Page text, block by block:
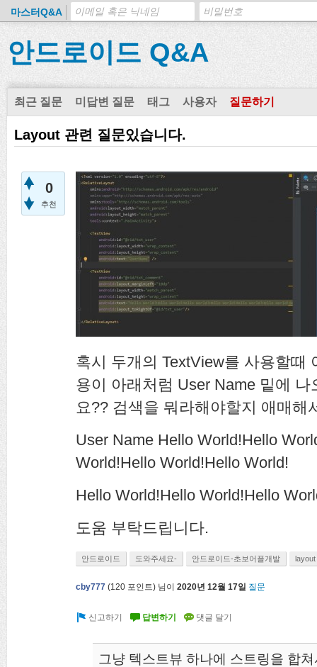
마스터Q&A
안드로이드 Q&A
최근 질문 미답변 질문 태그 사용자 질문하기
Layout 관련 질문있습니다.
0
추천
혹시 두개의 TextView를 사용할때
용이 아래처럼 User Name 밑에
요?? 검색을 뭐라해야할지 애매해
User Name Hello World!Hello
World!Hello World!Hello World!
Hello World!Hello World!Hello
도움 부탁드립니다.
안드로이드 도와주세요- 안드로이드-초보어플개발 layout
cby777 (120 포인트) 님이 2020년 12월 17일 질문
그냥 텍스트뷰 하나에 스트링을 합